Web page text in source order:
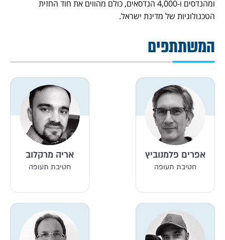
ומהנדסים ו-4,000 הנדסאים, כולם מהווים את חוד החזית
הטכנולוגיות של מדינת ישראל.
המשתתפים
אפרים פלמנוביץ
חטיבת תעופה
אריה מרקלוב
חטיבת תעופה